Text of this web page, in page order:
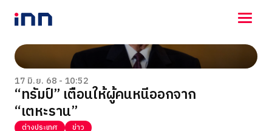
NEWS
ENTERTAINMENT
LIFESTYLE
HOROSCOPE
LOTTERY
17 มิ.ย. 68 - 10:52
“ทรัมป์” เตือนให้ผู้คนหนีออกจาก
“เตหะราน”
ต่างประเทศ ข่าว